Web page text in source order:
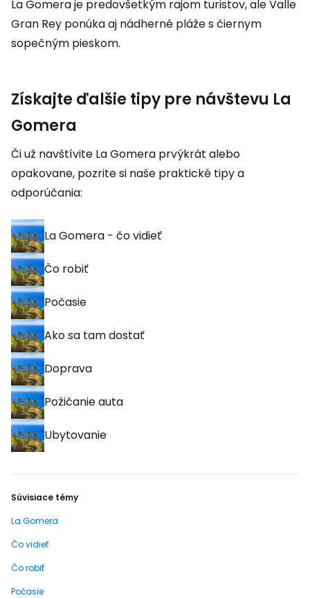
La Gomera je predovšetkým rajom turistov, ale Valle
Gran Rey ponúka aj nádherné pláže s čiernym
sopečným pieskom.
Získajte ďalšie tipy pre návštevu La
Gomera
Či už navštívite La Gomera prvýkrát alebo
opakovane, pozrite si naše praktické tipy a
odporúčania:
La Gomera - čo vidieť
Čo robiť
Počasie
Ako sa tam dostať
Doprava
Požičanie auta
Ubytovanie
Súvisiace témy
La Gomera
Čo vidieť
Čo robiť
Počasie